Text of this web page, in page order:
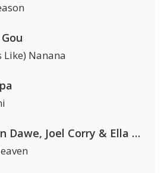
Like) Nanana
Nathan Dawe, Joel Corry & Ella Henderson